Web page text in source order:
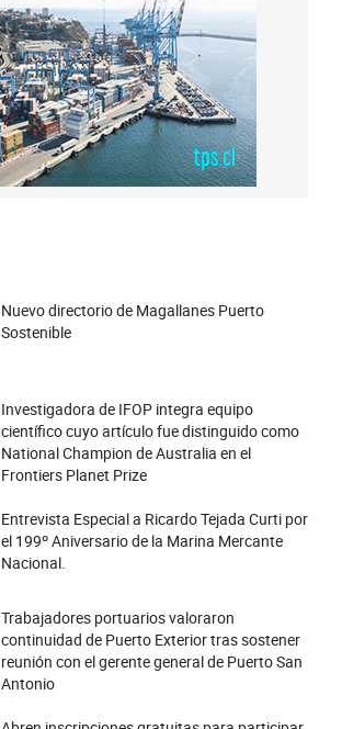
Nuevo directorio de Magallanes Puerto
Sostenible
Investigadora de IFOP integra equipo
científico cuyo artículo fue distinguido como
National Champion de Australia en el
Frontiers Planet Prize
Entrevista Especial a Ricardo Tejada Curti por
el 199º Aniversario de la Marina Mercante
Nacional.
Trabajadores portuarios valoraron
continuidad de Puerto Exterior tras sostener
reunión con el gerente general de Puerto San
Antonio